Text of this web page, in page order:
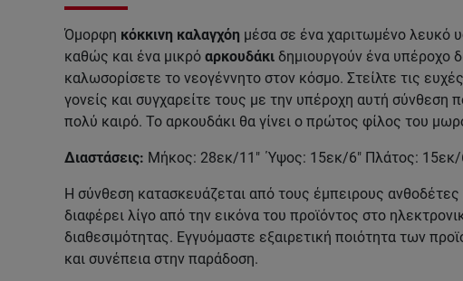
Όμορφη κόκκινη καλαγχόη μέσα σε ένα χαριτωμένο λευκό
καθώς και ένα μικρό αρκουδάκι δημιουργούν ένα υπέροχο
καλωσορίσετε το νεογέννητο στον κόσμο. Στείλτε τις
γονείς και συγχαρείτε τους με την υπέροχη αυτή σύνθεση
πολύ καιρό. Το αρκουδάκι θα γίνει ο πρώτος φίλος του
Διαστάσεις: Μήκος: 28εκ/11" Ύψος: 15εκ/6" Πλάτος: 15εκ/
Η σύνθεση κατασκευάζεται από τους έμπειρους ανθοδέτες
διαφέρει λίγο από την εικόνα του προϊόντος στο
διαθεσιμότητας. Εγγυόμαστε εξαιρετική ποιότητα των
και συνέπεια στην παράδοση.